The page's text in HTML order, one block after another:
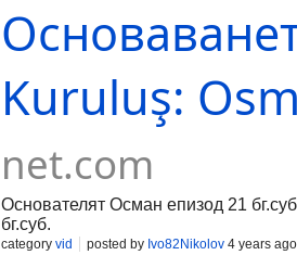
Kuruluş:
net.com
Основателят Осман епизод 21
бг.суб.
category vid posted by Ivo82Nikolov 4 years ago